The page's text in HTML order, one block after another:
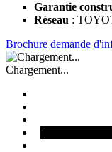
Garantie
Réseau :
Brochure demande
Chargement...